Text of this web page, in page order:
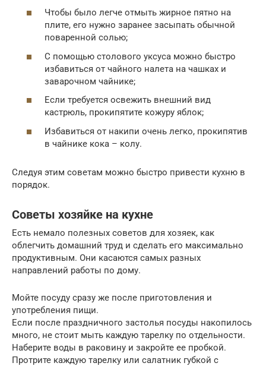
Чтобы было легче отмыть жирное пятно на
плите, его нужно заранее засыпать обычной
поваренной солью;
С помощью столового уксуса можно быстро
избавиться от чайного налета на чашках и
заварочном чайнике;
Если требуется освежить внешний вид
кастрюль, прокипятите кожуру яблок;
Избавиться от накипи очень легко, прокипятив
в чайнике кока – колу.
Следуя этим советам можно быстро привести кухню в
порядок.
Советы хозяйке на кухне
Есть немало полезных советов для хозяек, как
облегчить домашний труд и сделать его максимально
продуктивным. Они касаются самых разных
направлений работы по дому.
Мойте посуду сразу же после приготовления и
употребления пищи.
Если после праздничного застолья посуды накопилось
много, не стоит мыть каждую тарелку по отдельности.
Наберите воды в раковину и закройте ее пробкой.
Протрите каждую тарелку или салатник губкой с